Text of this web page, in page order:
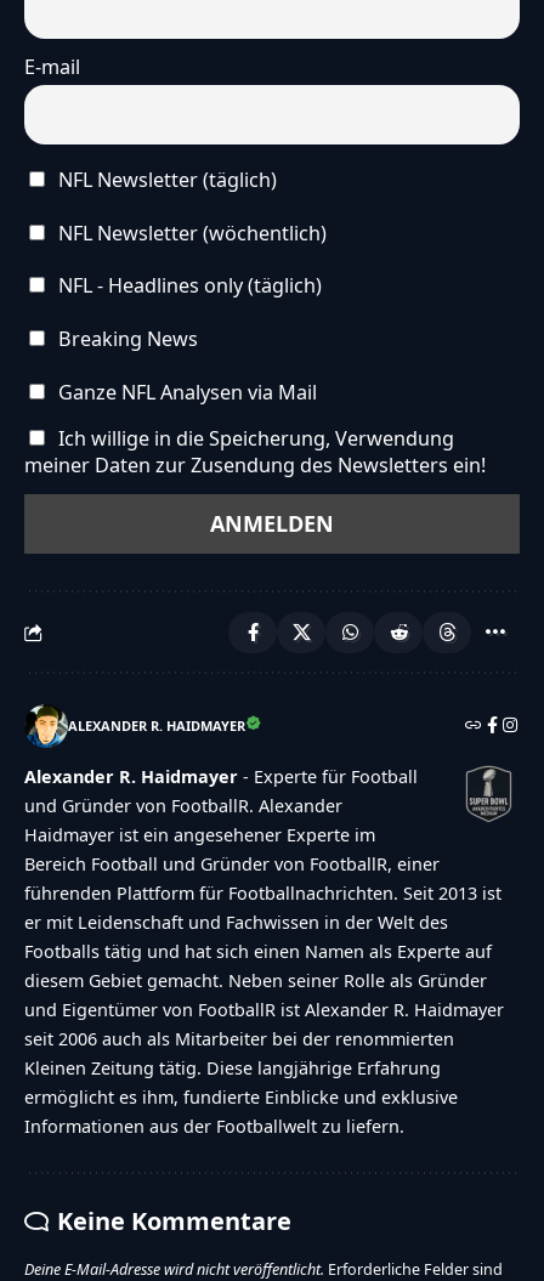
E-mail
NFL Newsletter (täglich)
NFL Newsletter (wöchentlich)
NFL - Headlines only (täglich)
Breaking News
Ganze NFL Analysen via Mail
Ich willige in die Speicherung, Verwendung
meiner Daten zur Zusendung des Newsletters ein!
ALEXANDER R. HAIDMAYER
Alexander R. Haidmayer - Experte für Football
und Gründer von FootballR. Alexander
Haidmayer ist ein angesehener Experte im
Bereich Football und Gründer von FootballR, einer
führenden Plattform für Footballnachrichten. Seit 2013 ist
er mit Leidenschaft und Fachwissen in der Welt des
Footballs tätig und hat sich einen Namen als Experte auf
diesem Gebiet gemacht. Neben seiner Rolle als Gründer
und Eigentümer von FootballR ist Alexander R. Haidmayer
seit 2006 auch als Mitarbeiter bei der renommierten
Kleinen Zeitung tätig. Diese langjährige Erfahrung
ermöglicht es ihm, fundierte Einblicke und exklusive
Informationen aus der Footballwelt zu liefern.
Keine Kommentare
Deine E-Mail-Adresse wird nicht veröffentlicht. Erforderliche Felder sind